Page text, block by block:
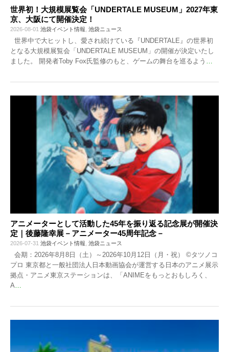
世界初！大規模展覧会「UNDERTALE MUSEUM」2027年東
京、大阪にて開催決定！
2026-08-01 池袋イベント情報 池袋ニュース
世界中で大ヒットし、愛され続けている『UNDERTALE』の世界初
となる大規模展覧会「UNDERTALE MUSEUM」の開催が決定いたし
ました。 開発者Toby Fox氏監修のもと、ゲームの舞台を巡るよう …
アニメーターとして活動した45年を振り返る記念展が開催決
定｜後藤隆幸展－アニメーター45周年記念－
2026-07-31 池袋イベント情報 池袋ニュース
会期：2026年8月8日（土）～2026年10月12日（月・祝） ©タツノコ
プロ 東京都と一般社団法人日本動画協会が運営する日本のアニメ展示
拠点・アニメ東京ステーションは、「ANIMEをもっとおもしろく、
A